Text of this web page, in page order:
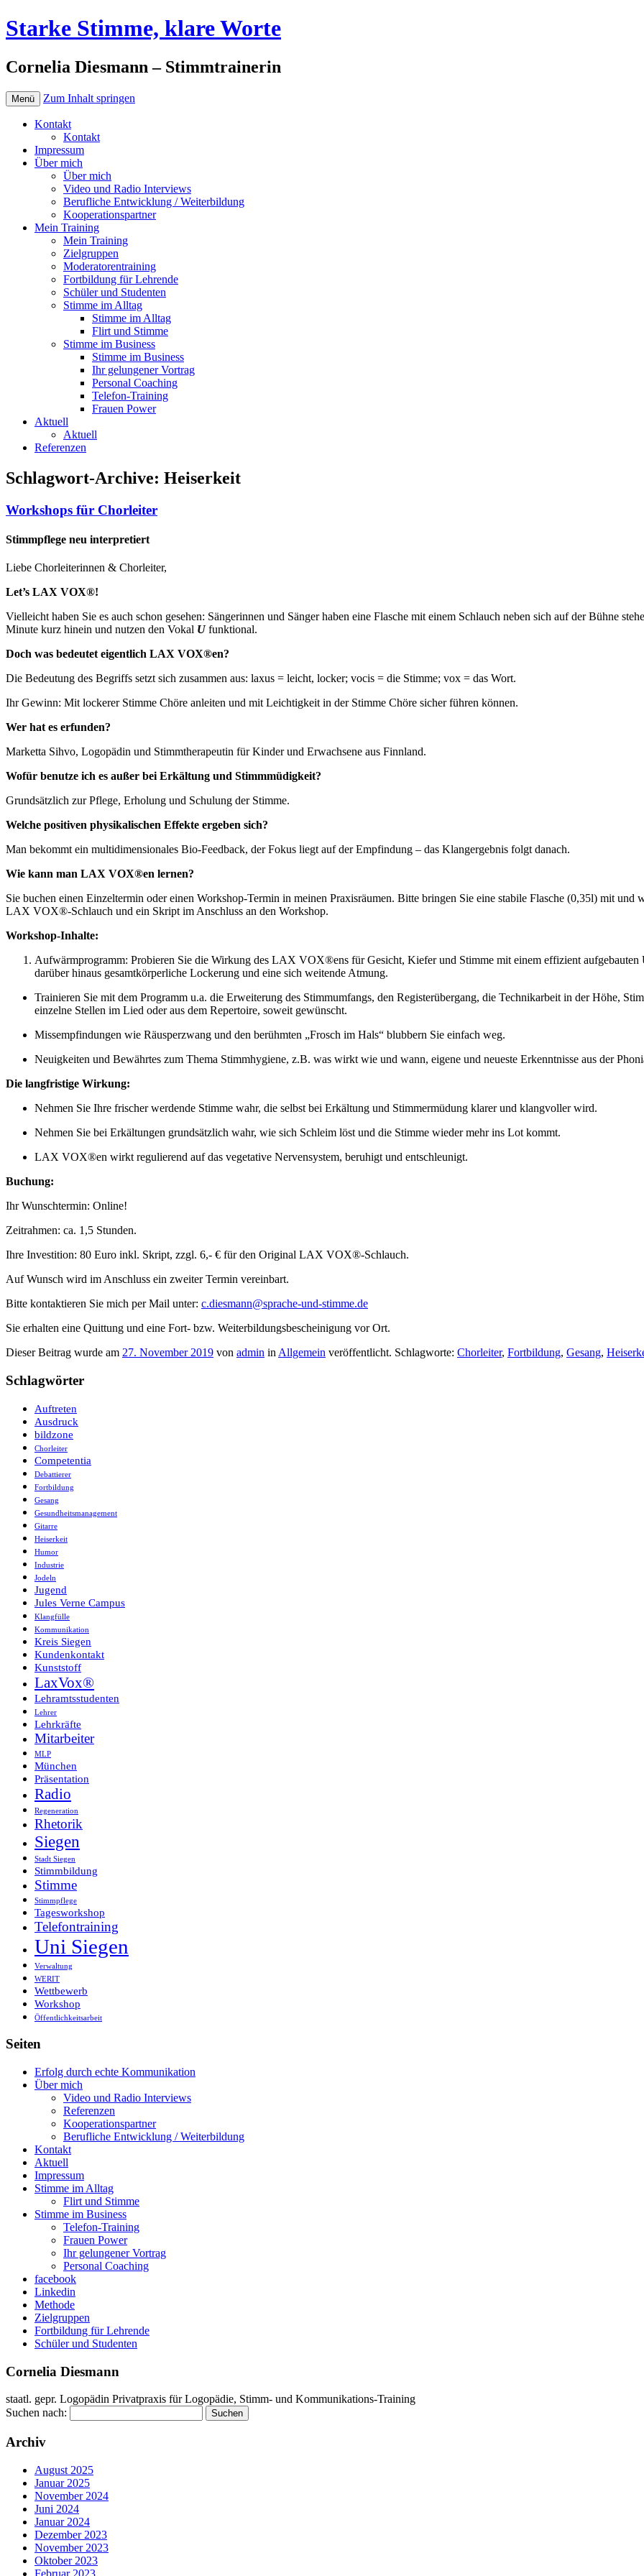
Starke Stimme, klare Worte
Cornelia Diesmann – Stimmtrainerin
Menü Zum Inhalt springen
Kontakt
Kontakt
Impressum
Über mich
Über mich
Video und Radio Interviews
Berufliche Entwicklung / Weiterbildung
Kooperationspartner
Mein Training
Mein Training
Zielgruppen
Moderatorentraining
Fortbildung für Lehrende
Schüler und Studenten
Stimme im Alltag
Stimme im Alltag
Flirt und Stimme
Stimme im Business
Stimme im Business
Ihr gelungener Vortrag
Personal Coaching
Telefon-Training
Frauen Power
Aktuell
Aktuell
Referenzen
Schlagwort-Archive: Heiserkeit
Workshops für Chorleiter
Stimmpflege neu interpretiert
Liebe Chorleiterinnen & Chorleiter,
Let’s LAX VOX®!
Vielleicht haben Sie es auch schon gesehen: Sängerinnen und Sänger haben eine Flasche mit einem Schlauch neben sich auf der Bühne
Minute kurz hinein und nutzen den Vokal Ufunktional.
Doch was bedeutet eigentlich LAX VOX®en?
Die Bedeutung des Begriffs setzt sich zusammen aus: laxus = leicht, locker; vocis = die Stimme; vox = das Wort.
Ihr Gewinn: Mit lockerer Stimme Chöre anleiten und mit Leichtigkeit in der Stimme Chöre sicher führen können.
Wer hat es erfunden?
Marketta Sihvo, Logopädin und Stimmtherapeutin für Kinder und Erwachsene aus Finnland.
Wofür benutze ich es außer bei Erkältung und Stimmmüdigkeit?
Grundsätzlich zur Pflege, Erholung und Schulung der Stimme.
Welche positiven physikalischen Effekte ergeben sich?
Man bekommt ein multidimensionales Bio-Feedback, der Fokus liegt auf der Empfindung – das Klangergebnis folgt danach.
Wie kann man LAX VOX®en lernen?
Sie buchen einen Einzeltermin oder einen Workshop-Termin in meinen Praxisräumen. Bitte bringen Sie eine stabile Flasche (0,35l) mit
LAX VOX®-Schlauch und ein Skript im Anschluss an den Workshop.
Workshop-Inhalte:
Aufwärmprogramm: Probieren Sie die Wirkung des LAX VOX®ens für Gesicht, Kiefer und Stimme mit einem effizient aufgebauten
darüber hinaus gesamtkörperliche Lockerung und eine sich weitende Atmung.
Trainieren Sie mit dem Programm u.a. die Erweiterung des Stimmumfangs, den Registerübergang, die Technikarbeit in der Höhe,
einzelne Stellen im Lied oder aus dem Repertoire, soweit gewünscht.
Missempfindungen wie Räusperzwang und den berühmten „Frosch im Hals“ blubbern Sie einfach weg.
Neuigkeiten und Bewährtes zum Thema Stimmhygiene, z.B. was wirkt wie und wann, eigene und neueste Erkenntnisse aus der
Die langfristige Wirkung:
Nehmen Sie Ihre frischer werdende Stimme wahr, die selbst bei Erkältung und Stimmermüdung klarer und klangvoller wird.
Nehmen Sie bei Erkältungen grundsätzlich wahr, wie sich Schleim löst und die Stimme wieder mehr ins Lot kommt.
LAX VOX®en wirkt regulierend auf das vegetative Nervensystem, beruhigt und entschleunigt.
Buchung:
Ihr Wunschtermin: Online!
Zeitrahmen: ca. 1,5 Stunden.
Ihre Investition: 80 Euro inkl. Skript, zzgl. 6,- € für den Original LAX VOX®-Schlauch.
Auf Wunsch wird im Anschluss ein zweiter Termin vereinbart.
Bitte kontaktieren Sie mich per Mail unter: c.diesmann@sprache-und-stimme.de
Sie erhalten eine Quittung und eine Fort- bzw. Weiterbildungsbescheinigung vor Ort.
Dieser Beitrag wurde am 27. November 2019 von admin in Allgemein veröffentlicht. Schlagworte: Chorleiter, Fortbildung, Gesang,
Schlagwörter
Auftreten
Ausdruck
bildzone
Chorleiter
Competentia
Debattierer
Fortbildung
Gesang
Gesundheitsmanagement
Gitarre
Heiserkeit
Humor
Industrie
Jodeln
Jugend
Jules Verne Campus
Klangfülle
Kommunikation
Kreis Siegen
Kundenkontakt
Kunststoff
LaxVox®
Lehramtsstudenten
Lehrer
Lehrkräfte
Mitarbeiter
MLP
München
Präsentation
Radio
Regeneration
Rhetorik
Siegen
Stadt Siegen
Stimmbildung
Stimme
Stimmpflege
Tagesworkshop
Telefontraining
Uni Siegen
Verwaltung
WERIT
Wettbewerb
Workshop
Öffentlichkeitsarbeit
Seiten
Erfolg durch echte Kommunikation
Über mich
Video und Radio Interviews
Referenzen
Kooperationspartner
Berufliche Entwicklung / Weiterbildung
Kontakt
Aktuell
Impressum
Stimme im Alltag
Flirt und Stimme
Stimme im Business
Telefon-Training
Frauen Power
Ihr gelungener Vortrag
Personal Coaching
facebook
Linkedin
Methode
Zielgruppen
Fortbildung für Lehrende
Schüler und Studenten
Cornelia Diesmann
staatl. gepr. Logopädin Privatpraxis für Logopädie, Stimm- und Kommunikations-Training
Suchen nach:
Archiv
August 2025
Januar 2025
November 2024
Juni 2024
Januar 2024
Dezember 2023
November 2023
Oktober 2023
Februar 2023